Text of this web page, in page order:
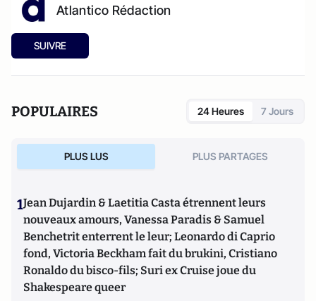
Atlantico Rédaction
SUIVRE
POPULAIRES 24 Heures 7 Jours
PLUS LUS PLUS PARTAGES
1Jean Dujardin & Laetitia Casta étrennent leurs
nouveaux amours, Vanessa Paradis & Samuel
Benchetrit enterrent le leur; Leonardo di Caprio
fond, Victoria Beckham fait du brukini, Cristiano
Ronaldo du bisco-fils; Suri ex Cruise joue du
Shakespeare queer